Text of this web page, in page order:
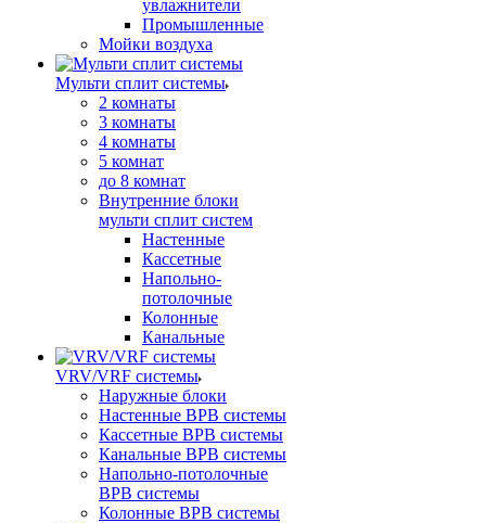
увлажнители
Промышленные
Мойки воздуха
Мульти сплит системы
2 комнаты
3 комнаты
4 комнаты
5 комнат
до 8 комнат
Внутренние блоки
мульти сплит систем
Настенные
Кассетные
Напольно-
потолочные
Колонные
Канальные
VRV/VRF системы
Наружные блоки
Настенные ВРВ системы
Кассетные ВРВ системы
Канальные ВРВ системы
Напольно-потолочные
ВРВ системы
Колонные ВРВ системы